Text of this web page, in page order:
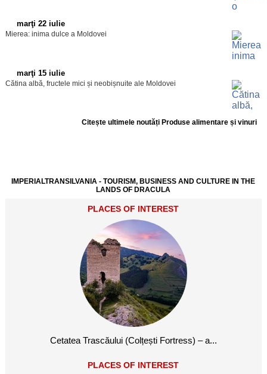
marţi 22 iulie
Mierea: inima dulce a Moldovei
marţi 15 iulie
Cătina albă, fructele mici și neobișnuite ale Moldovei
Citește ultimele noutăți Produse alimentare și vinuri
IMPERIALTRANSILVANIA - TOURISM, BUSINESS AND CULTURE IN THE
LANDS OF DRACULA
PLACES OF INTEREST
Cetatea Trascăului (Colțești Fortress) – a...
PLACES OF INTEREST